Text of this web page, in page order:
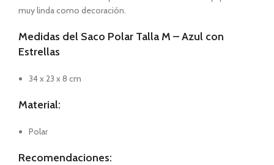
muy linda como decoración.
Medidas del Saco Polar Talla M – Azul con
Estrellas
34 x 23 x 8 cm
Material:
Polar
Recomendaciones: